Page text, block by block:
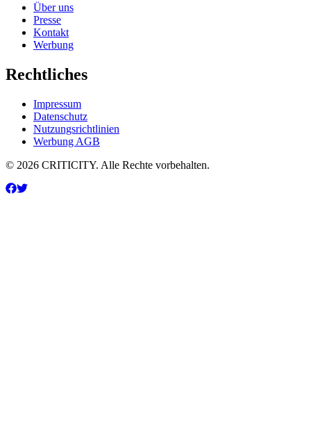
Über uns
Presse
Kontakt
Werbung
Rechtliches
Impressum
Datenschutz
Nutzungsrichtlinien
Werbung AGB
© 2026 CRITICITY. Alle Rechte vorbehalten.